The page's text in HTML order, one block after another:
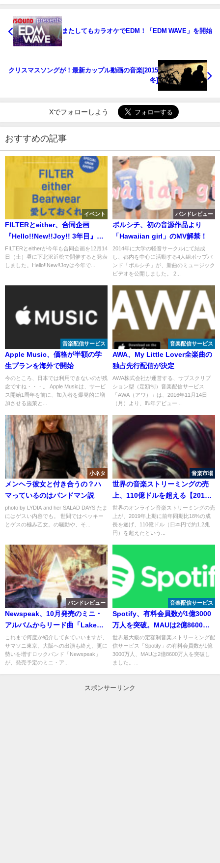
またしてもカラオケでEDM！「EDM WAVE」を開始
クリスマスソングが！最新カップル動画の音楽[2015
冬]
Xでフォローしよう
おすすめの記事
イベント
FILTERとeither、合同企画
『Hello!!New!!Joy!! 3年目』を
12月14日に開催
FILTERとeitherが今年も合同企画を12月14
日（土）昼に下北沢近松で開催すると発表
しました。Hello!!New!!Joyは今年で...
バンドレビュー
ボルシチ、初の音源作品より
「Hawaiian girl」のMV解禁！
2014年に大学の軽音サークルにて結成
し、都内を中心に活動する4人組ポップバ
ンド「ボルシチ」が、新曲のミュージック
ビデオを公開しました。 2...
音楽配信サービス
Apple Music、価格が半額の学
生プランを海外で開始
今のところ、日本では利用できないのが残
念ですね・・・。 Apple Musicは、サービ
ス開始1周年を前に、加入者を爆発的に増
加させる施策と...
音楽配信サービス
AWA、My Little Lover全楽曲の
独占先行配信が決定
AWA株式会社が運営する、サブスクリプ
ション型（定額制）音楽配信サービス
「AWA（アワ）」は、2016年11月14日
（月）より、昨年デビュー...
小ネタ
メンヘラ彼女と付き合うの？ハ
マっているのはバンドマン説
photo by LYDIA and her SALAD DAYS たま
にはゲスい内容でも。 世間ではベッキー
とゲスの極み乙女。の騒動や、そ...
音楽市場
世界の音楽ストリーミングの売
上、110億ドルを超える【2019
年上半期】
世界のオンライン音楽ストリーミングの売
上が、2019年上期に前年同期比18%の成
長を遂げ、110億ドル（日本円で約1.2兆
円）を超えたという...
バンドレビュー
Newspeak、10月発売のミニ・
アルバムからリード曲「Lake」
のMVを公開！
これまで何度か紹介してきていいますが、
サマソニ東京、大阪への出演も終え、更に
勢いを増すロックバンド「Newspeak」
が、発売予定のミニ・ア...
音楽配信サービス
Spotify、有料会員数が1億3000
万人を突破。MAUは2億8600万
人に
世界最大級の定額制音楽ストリーミング配
信サービス「Spotify」の有料会員数が1億
3000万人、MAUは2億8600万人を突破し
ました。...
スポンサーリンク